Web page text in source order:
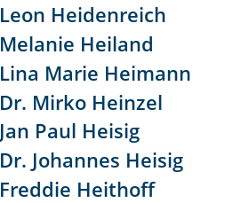
Leon Heidenreich
Melanie Heiland
Lina Marie Heimann
Dr. Mirko Heinzel
Jan Paul Heisig
Dr. Johannes Heisig
Freddie Heithoff